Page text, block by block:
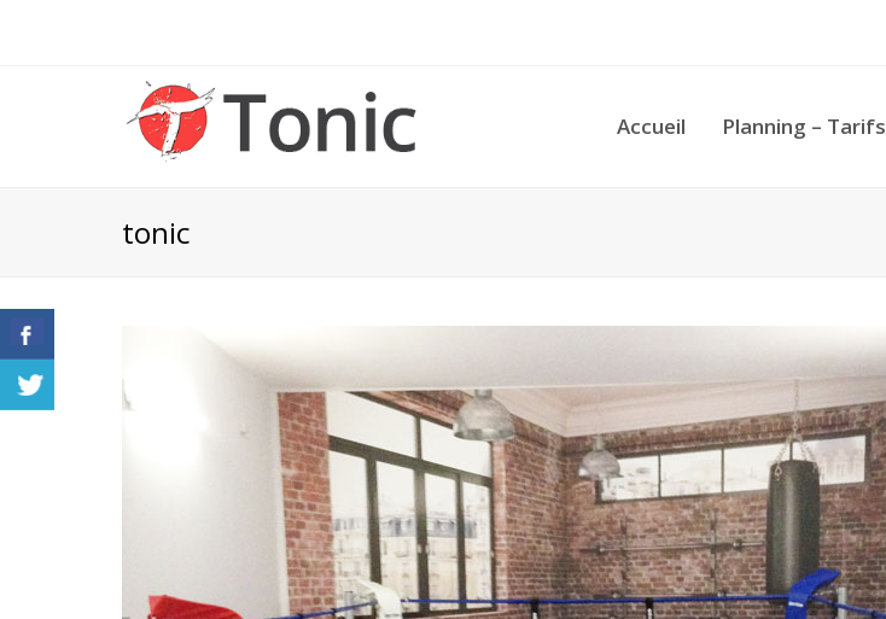
Accueil Planning – Tarifs
tonic